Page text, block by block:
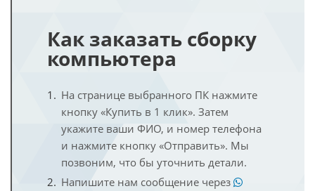
Как заказать сборку
компьютера
На странице выбранного ПК нажмите
кнопку «Купить в 1 клик». Затем
укажите ваши ФИО, и номер телефона
и нажмите кнопку «Отправить». Мы
позвоним, что бы уточнить детали.
Напишите нам сообщение через